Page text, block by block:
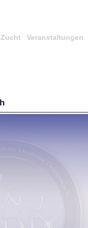
Zucht Veranstaltungen